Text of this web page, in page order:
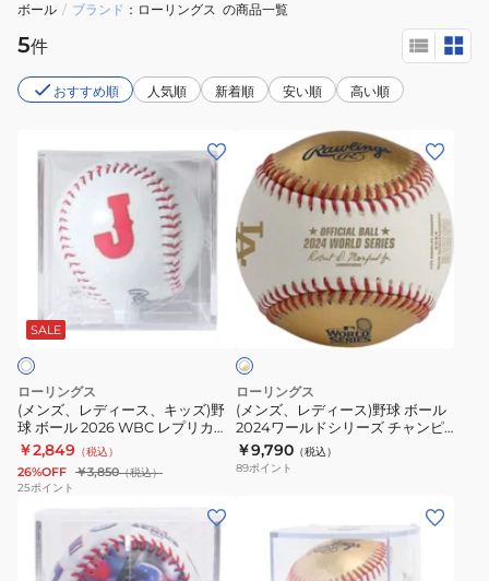
ボール / ブランド ローリングス の商品一覧
5件
おすすめ順 人気順 新着順 安い順 高い順
ス、
キ
ッ
ズ)
野
球
ボ
2026
SALE
ローリングス
(メンズ、レディース、キッズ)野
球 ボール 2026 WBC レプリカボ
ール 日本代表 キューブ入り
LPBBWBC26J
￥2,849 （税込）
26%OFF ￥3,850（税込）
25ポイント
ズ、
レ
デ
ィ
ー
野
球
ボ
ー
ル
ホ
ワ
イ
ゴ
ー
ル
ド
ローリングス
(メンズ、レディース)野球 ボール
2024ワールドシリーズ チャンピ
オンボール キューブ
R00710002-WSBB24CHMP-R
￥9,790 （税込）
89ポイント
ズ、